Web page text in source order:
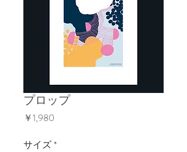
プロップ
￥1,980
サイズ*